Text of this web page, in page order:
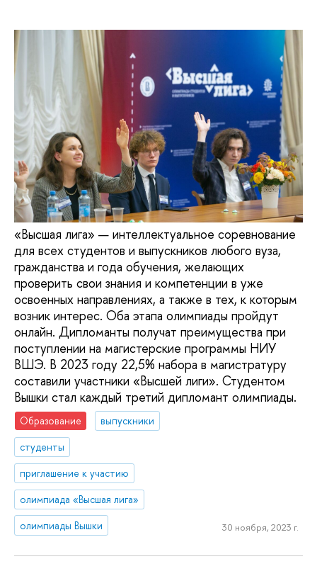
«Высшая лига» — интеллектуальное соревнование
для всех студентов и выпускников любого вуза,
гражданства и года обучения, желающих
проверить свои знания и компетенции в уже
освоенных направлениях, а также в тех, к которым
возник интерес. Оба этапа олимпиады пройдут
онлайн. Дипломанты получат преимущества при
поступлении на магистерские программы НИУ
ВШЭ. В 2023 году 22,5% набора в магистратуру
составили участники «Высшей лиги». Студентом
Вышки стал каждый третий дипломант олимпиады.
Образование
выпускники
студенты
приглашение к участию
олимпиада «Высшая лига»
олимпиады Вышки
30 ноября, 2023 г.